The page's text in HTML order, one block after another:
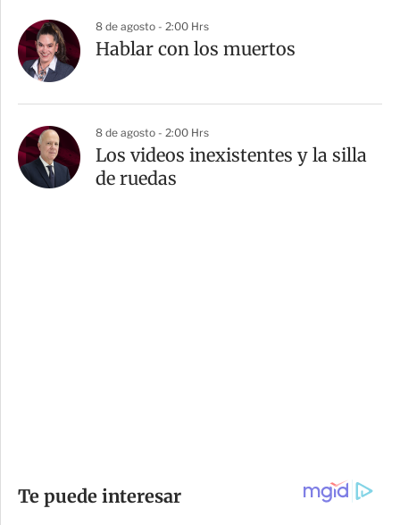
8 de agosto - 2:00 Hrs
Hablar con los muertos
8 de agosto - 2:00 Hrs
Los videos inexistentes y la silla
de ruedas